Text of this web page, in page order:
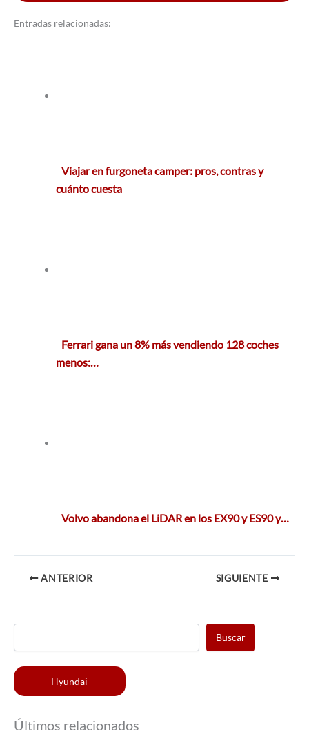
Entradas relacionadas:
Viajar en furgoneta camper: pros, contras y
cuánto cuesta
Ferrari gana un 8% más vendiendo 128 coches
menos:…
Volvo abandona el LiDAR en los EX90 y ES90 y…
ANTERIOR SIGUIENTE
Buscar
Hyundai
Últimos relacionados